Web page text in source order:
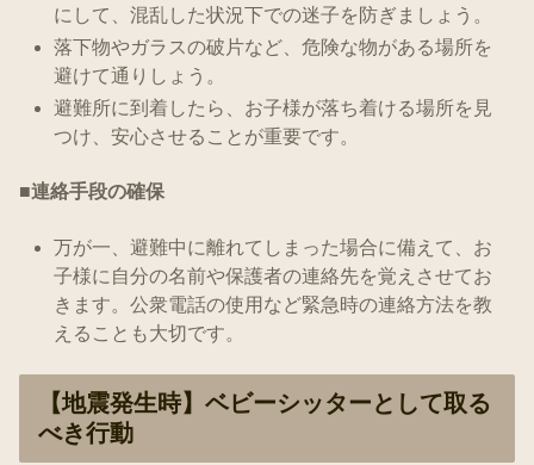
にして、混乱した状況下での迷子を防ぎましょう。
落下物やガラスの破片など、危険な物がある場所を
避けて通りしょう。
避難所に到着したら、お子様が落ち着ける場所を見
つけ、安心させることが重要です。
■連絡手段の確保
万が一、避難中に離れてしまった場合に備えて、お
子様に自分の名前や保護者の連絡先を覚えさせてお
きます。公衆電話の使用など緊急時の連絡方法を教
えることも大切です。
【地震発生時】ベビーシッターとして取る
べき行動